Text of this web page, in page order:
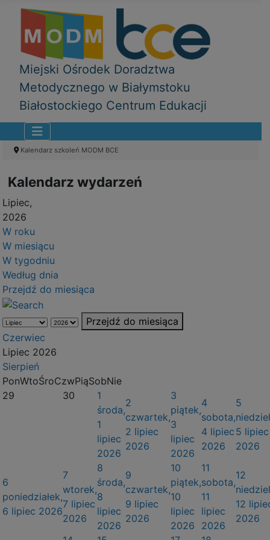
Miejski Ośrodek Doradztwa
Metodycznego w Białymstoku
Białostockiego Centrum Edukacji
Kalendarz szkoleń MODM BCE
Kalendarz wydarzeń
Lipiec,
2026
W roku
W miesiącu
W tygodniu
Według dnia
Przejdź do miesiąca
Przejdź do miesiąca
Czerwiec
Lipiec 2026
Sierpień
PonWtoŚroCzwPiąSobNie
29
30
1
środa,
1
lipiec
2026
2
czwartek,
2 lipiec
2026
3
piątek,
3
lipiec
2026
4
sobota,
4 lipiec
2026
5
5 lipiec
2026
6
poniedziałek,
6 lipiec 2026
7
wtorek,
7 lipiec
2026
8
środa,
8
lipiec
2026
9
czwartek,
9 lipiec
2026
10
piątek,
10
lipiec
2026
11
sobota,
11
lipiec
2026
12
12
2026